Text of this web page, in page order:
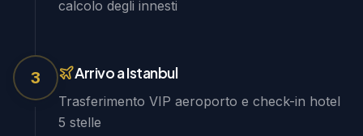
calcolo degli innesti
3 Arrivo a Istanbul
Trasferimento VIP aeroporto e check-in hotel
5 stelle